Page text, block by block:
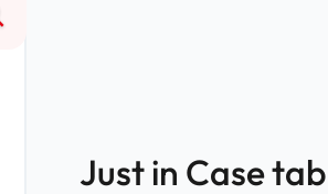
Just in Case